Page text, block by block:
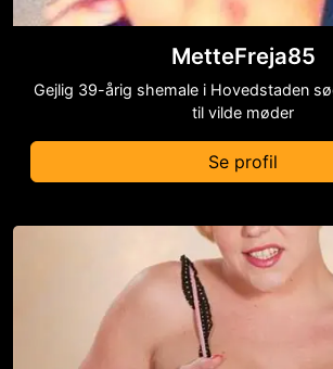
MetteFreja85
Gejlig 39-årig shemale i Hovedstaden
til vilde møder
Se profil